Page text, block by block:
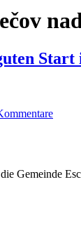
Start
Gemeinde